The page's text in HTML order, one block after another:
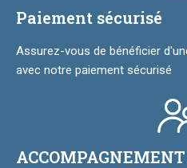
Paiement sécurisé
Assurez-vous de bénéficier
avec notre paiement sécurisé